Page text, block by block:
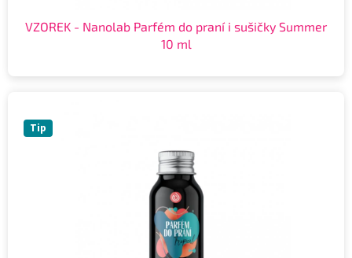
VZOREK - Nanolab Parfém do praní i sušičky Summer
10 ml
Tip